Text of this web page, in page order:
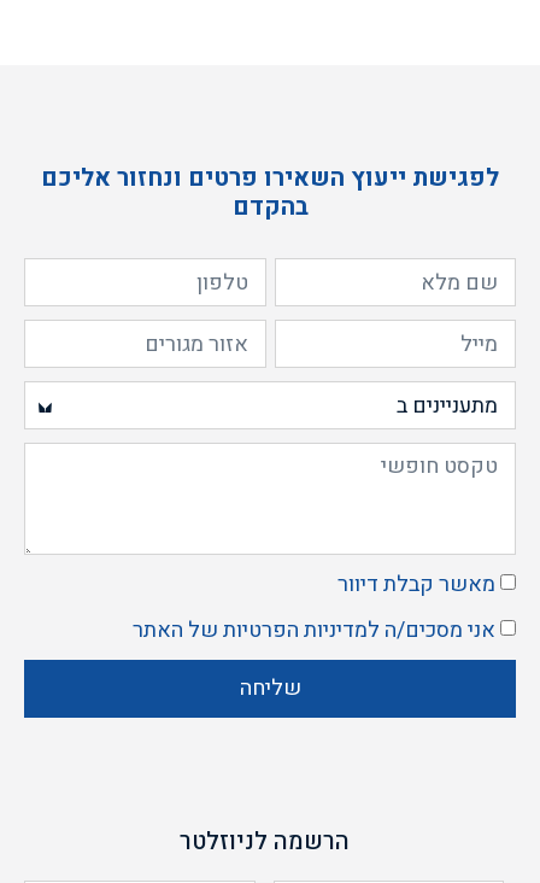
לפגישת ייעוץ השאירו פרטים ונחזור אליכם
בהקדם
מאשר קבלת דיוור
אני מסכים/ה למדיניות הפרטיותשל האתר
שליחה
הרשמה לניוזלטר